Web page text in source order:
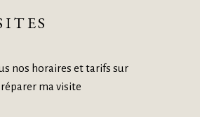
nos horaires et tarifs sur
ma visite